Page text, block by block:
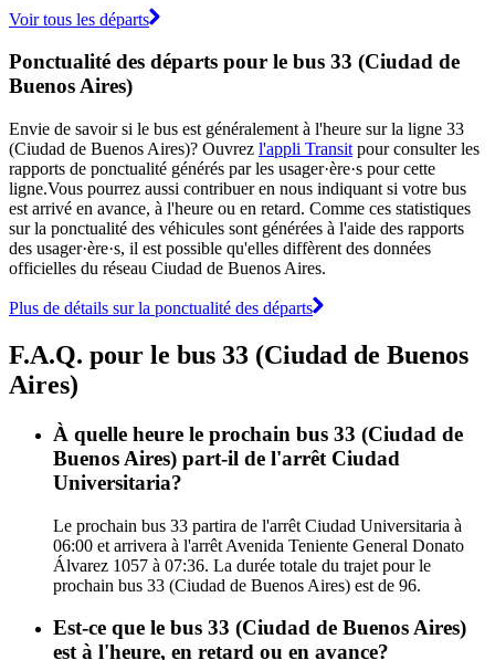
Voir tous les départs
Ponctualité des départs pour le bus 33 (Ciudad de
Buenos Aires)
Envie de savoir si le bus est généralement à l'heure sur la ligne 33
(Ciudad de Buenos Aires)? Ouvrez l'appli Transit pour consulter les
rapports de ponctualité générés par les usager·ère·s pour cette
ligne.Vous pourrez aussi contribuer en nous indiquant si votre bus
est arrivé en avance, à l'heure ou en retard. Comme ces statistiques
sur la ponctualité des véhicules sont générées à l'aide des rapports
des usager·ère·s, il est possible qu'elles diffèrent des données
officielles du réseau Ciudad de Buenos Aires.
Plus de détails sur la ponctualité des départs
F.A.Q. pour le bus 33 (Ciudad de Buenos
Aires)
À quelle heure le prochain bus 33 (Ciudad de
Buenos Aires) part-il de l'arrêt Ciudad
Universitaria?
Le prochain bus 33 partira de l'arrêt Ciudad Universitaria à
06:00 et arrivera à l'arrêt Avenida Teniente General Donato
Álvarez 1057 à 07:36. La durée totale du trajet pour le
prochain bus 33 (Ciudad de Buenos Aires) est de 96.
Est-ce que le bus 33 (Ciudad de Buenos Aires)
est à l'heure, en retard ou en avance?